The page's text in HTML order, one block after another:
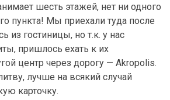
шесть этажей, нет ни одного
пункта! Мы приехали туда после
из гостиницы, но т.к. у нас
пришлось ехать к их
центр через дорогу — Akropolis.
лучше на всякий случай
карточку.